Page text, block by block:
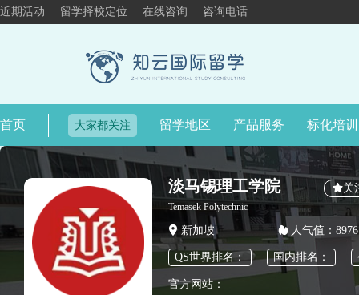
近期活动 留学择校定位 在线咨询 咨询电话
首页 大家都关注 留学地区 产品服务 标化培训
淡马锡理工学院 关
Temasek Polytechnic
新加坡 人气值：8976
QS世界排名： 国内排名：
官方网站：